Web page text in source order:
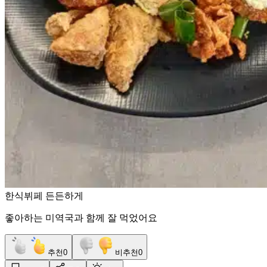
한식뷔페 든든하게
좋아하는 미역국과 함께 잘 먹었어요
추천0 비추천0